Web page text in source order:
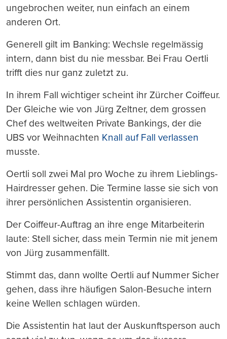
ungebrochen weiter, nun einfach an einem
anderen Ort.
Generell gilt im Banking: Wechsle regelmässig
intern, dann bist du nie messbar. Bei Frau Oertli
trifft dies nur ganz zuletzt zu.
In ihrem Fall wichtiger scheint ihr Zürcher Coiffeur.
Der Gleiche wie von Jürg Zeltner, dem grossen
Chef des weltweiten Private Bankings, der die
UBS vor Weihnachten Knall auf Fall verlassen
musste.
Oertli soll zwei Mal pro Woche zu ihrem Lieblings-
Hairdresser gehen. Die Termine lasse sie sich von
ihrer persönlichen Assistentin organisieren.
Der Coiffeur-Auftrag an ihre enge Mitarbeiterin
laute: Stell sicher, dass mein Termin nie mit jenem
von Jürg zusammenfällt.
Stimmt das, dann wollte Oertli auf Nummer Sicher
gehen, dass ihre häufigen Salon-Besuche intern
keine Wellen schlagen würden.
Die Assistentin hat laut der Auskunftsperson auch